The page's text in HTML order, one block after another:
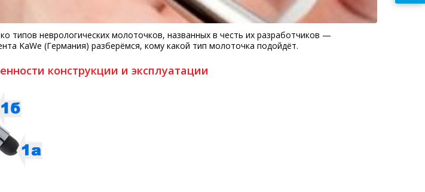
типов неврологических молоточков, названных в честь их разработчиков —
KaWe (Германия) разберёмся, кому какой тип молоточка подойдёт.
конструкции и эксплуатации